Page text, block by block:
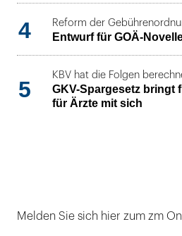
4 Reform der
Entwurf für GOÄ-
5
KBV hat die Folgen
GKV-Spargesetz bringt
für Ärzte mit sich
Melden Sie sich hier zum zm